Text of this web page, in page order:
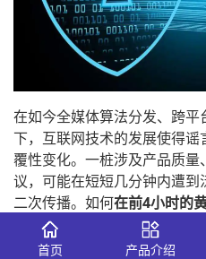
在如今全媒体算法分发、跨
下，互联网技术的发展使得
覆性变化。一桩涉及产品质
议，可能在短短几分钟内遭
二次传播。如何在前4小时的
解构新型AI黑产脉络并秒级
风控的核心课题。
首页 产品介绍